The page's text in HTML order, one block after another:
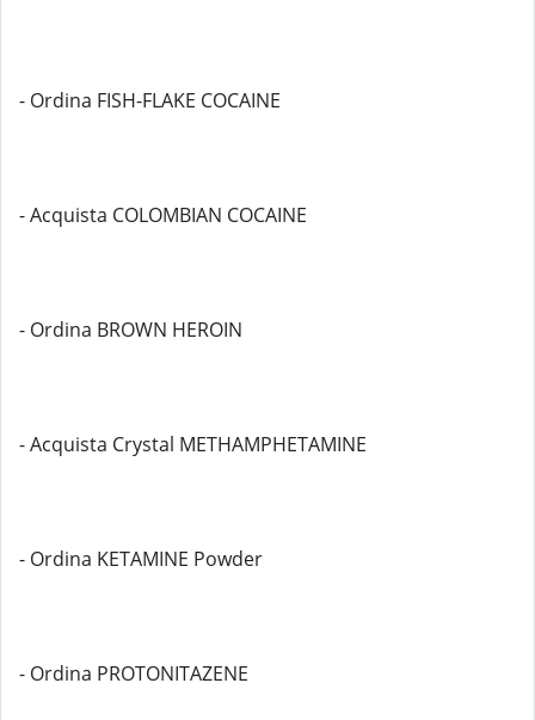
- Ordina FISH-FLAKE COCAINE
- Acquista COLOMBIAN COCAINE
- Ordina BROWN HEROIN
- Acquista Crystal METHAMPHETAMINE
- Ordina KETAMINE Powder
- Ordina PROTONITAZENE